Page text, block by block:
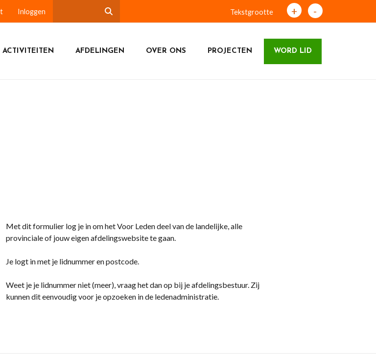
Inloggen Tekstgrootte + -
ACTIVITEITEN AFDELINGEN OVER ONS PROJECTEN WORD LID
Met dit formulier log je in om het Voor Leden deel van de landelijke, alle
provinciale of jouw eigen afdelingswebsite te gaan.
Je logt in met je lidnummer en postcode.
Weet je je lidnummer niet (meer), vraag het dan op bij je afdelingsbestuur. Zij
kunnen dit eenvoudig voor je opzoeken in de ledenadministratie.